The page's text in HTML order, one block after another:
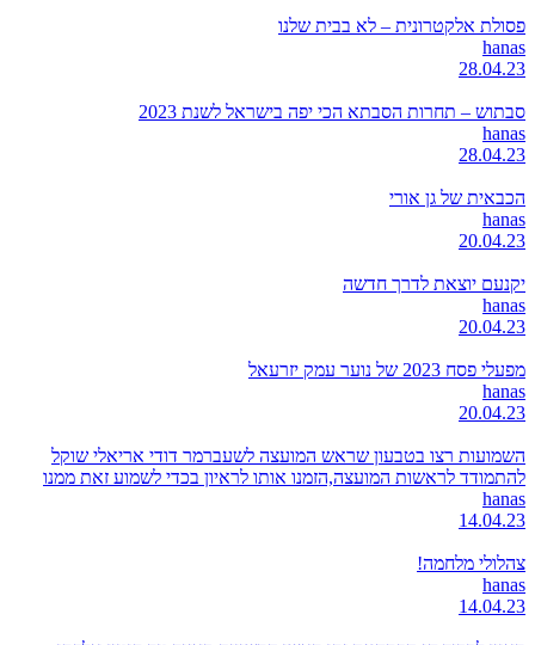
פסולת אלקטרונית – לא בבית שלנו
hanas
28.04.23
סבתוש – תחרות הסבתא הכי יפה בישראל לשנת 2023
hanas
28.04.23
הכבאית של גן אורי
hanas
20.04.23
יקנעם יוצאת לדרך חדשה
hanas
20.04.23
מפעלי פסח 2023 של נוער עמק יזרעאל
hanas
20.04.23
השמועות רצו בטבעון שראש המועצה לשעברמר דודי אריאלי שוקל
להתמודד לראשות המועצה,הזמנו אותו לראיון בכדי לשמוע זאת ממנו
hanas
14.04.23
צהלולי מלחמה!
hanas
14.04.23